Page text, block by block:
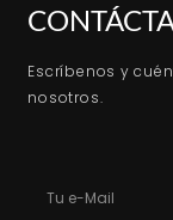
Escríbenos y
nosotros.